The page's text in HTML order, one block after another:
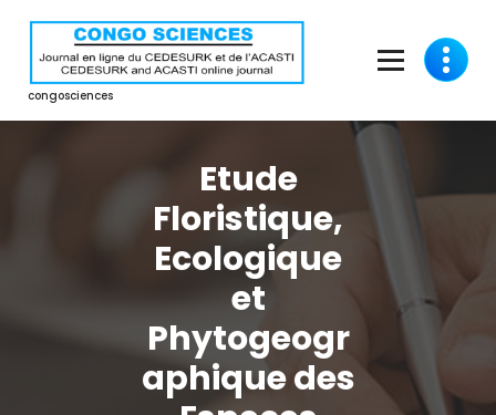
contenu
congosciences
Etude
Floristique,
Ecologique
et
Phytogeogr
aphique des